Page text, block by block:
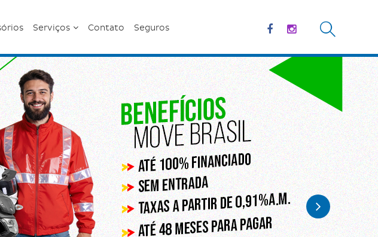
Serviços Contato Seguros